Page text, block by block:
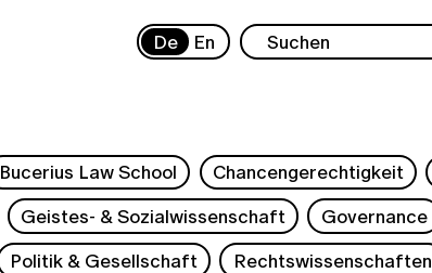
De En
Bucerius Law School Chancengerechtigkeit
Geistes- & Sozialwissenschaft Governance
Politik & Gesellschaft Rechtswissenschaften